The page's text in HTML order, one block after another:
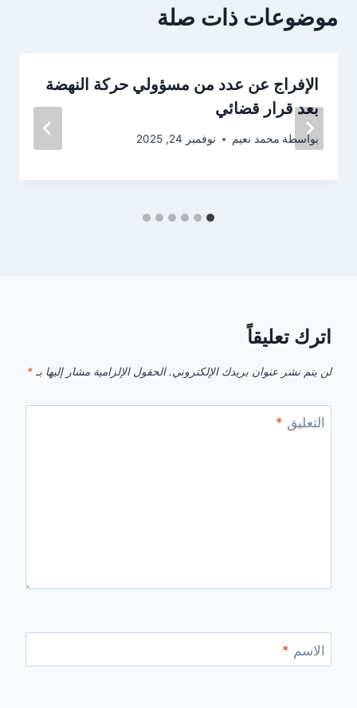
موضوعات ذات صلة
الإفراج عن عدد من مسؤولي حركة النهضة
بعد قرار قضائي
بواسطة محمد نعيم نوفمبر 24, 2025
اترك تعليقاً
لن يتم نشر عنوان بريدك الإلكتروني. الحقول الإلزامية مشار إليها بـ *
التعليق *
الاسم *